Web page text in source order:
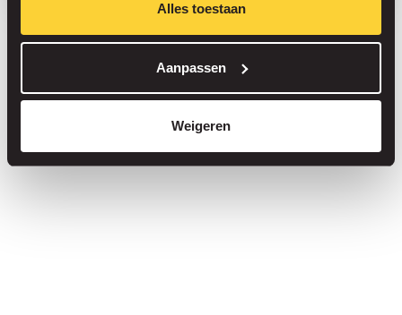
Alles toestaan
Aanpassen
Weigeren
Bespaar tot 30% in onze parkeergarages
Straatparkeren zonder servicekosten